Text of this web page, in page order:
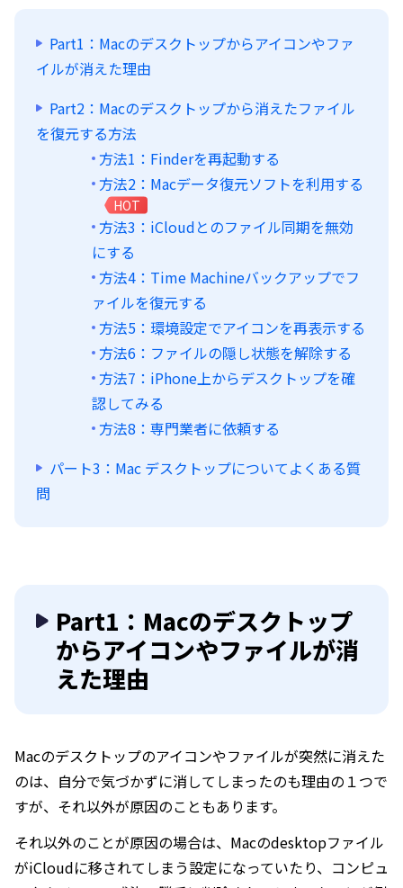
Part1：Macのデスクトップからアイコンやファ
イルが消えた理由
Part2：Macのデスクトップから消えたファイル
を復元する方法
方法1：Finderを再起動する
方法2：Macデータ復元ソフトを利用する
HOT
方法3：iCloudとのファイル同期を無効
にする
方法4：Time Machineバックアップでフ
ァイルを復元する
方法5：環境設定でアイコンを再表示する
方法6：ファイルの隠し状態を解除する
方法7：iPhone上からデスクトップを確
認してみる
方法8：専門業者に依頼する
パート3：Mac デスクトップについてよくある質
問
Part1：Macのデスクトップ
からアイコンやファイルが消
えた理由
Macのデスクトップのアイコンやファイルが突然に消えた
のは、自分で気づかずに消してしまったのも理由の１つで
すが、それ以外が原因のこともあります。
それ以外のことが原因の場合は、Macのdesktopファイル
がiCloudに移されてしまう設定になっていたり、コンピュ